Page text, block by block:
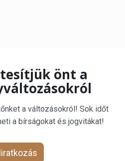
önt a
a változásokról! Sok időt
a bírságokat és jogvitákat!